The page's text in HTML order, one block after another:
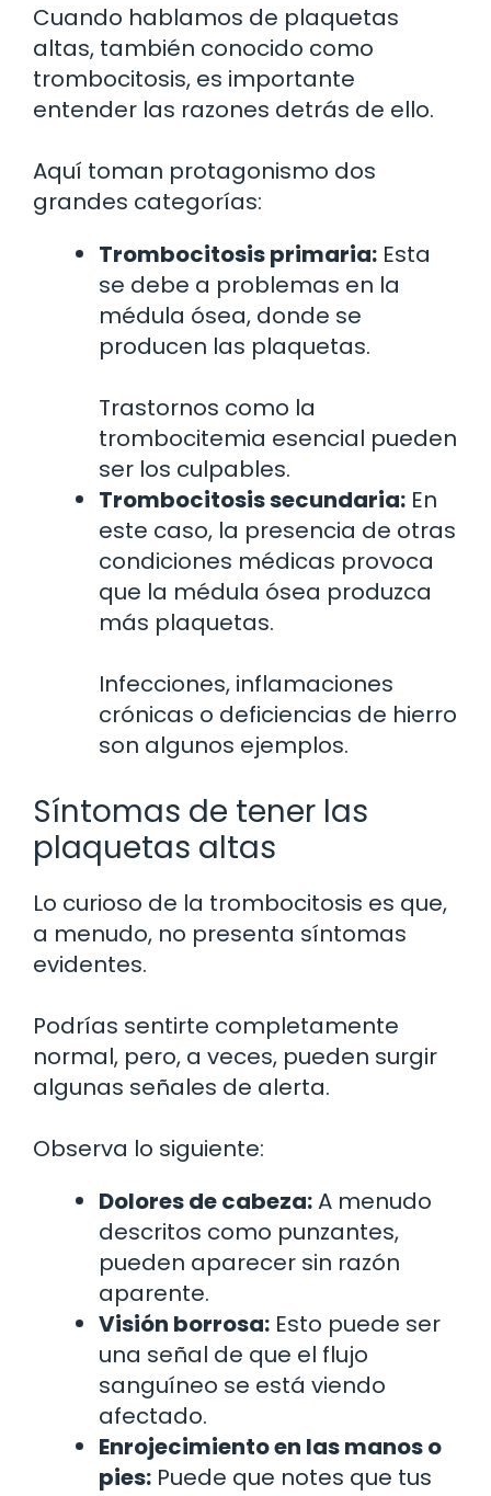
Cuando hablamos de plaquetas
altas, también conocido como
trombocitosis, es importante
entender las razones detrás de ello.
Aquí toman protagonismo dos
grandes categorías:
Trombocitosis primaria: Esta
se debe a problemas en la
médula ósea, donde se
producen las plaquetas.
Trastornos como la
trombocitemia esencial pueden
ser los culpables.
Trombocitosis secundaria: En
este caso, la presencia de otras
condiciones médicas provoca
que la médula ósea produzca
más plaquetas.
Infecciones, inflamaciones
crónicas o deficiencias de hierro
son algunos ejemplos.
Síntomas de tener las
plaquetas altas
Lo curioso de la trombocitosis es que,
a menudo, no presenta síntomas
evidentes.
Podrías sentirte completamente
normal, pero, a veces, pueden surgir
algunas señales de alerta.
Observa lo siguiente:
Dolores de cabeza:A menudo
descritos como punzantes,
pueden aparecer sin razón
aparente.
Visión borrosa: Esto puede ser
una señal de que el flujo
sanguíneo se está viendo
afectado.
Enrojecimiento en las manos o
pies: Puede que notes que tus